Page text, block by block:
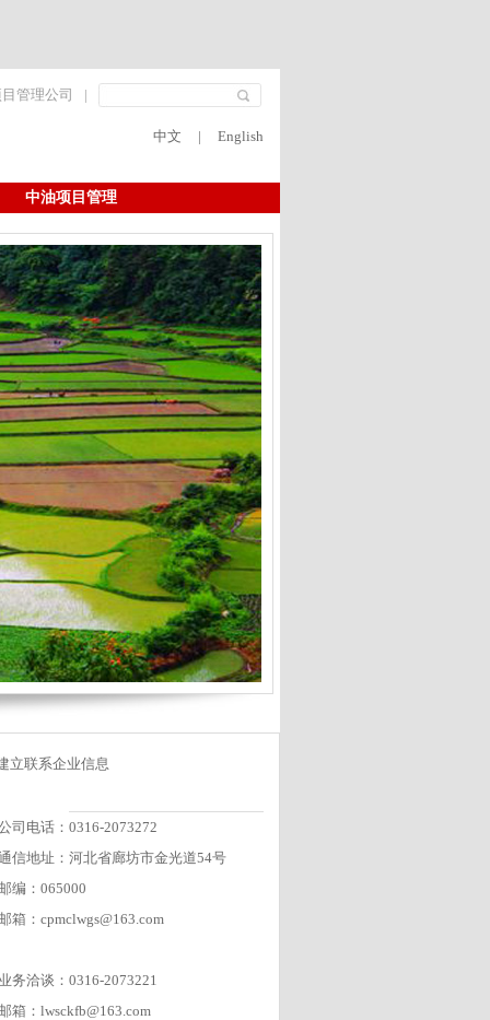
管理公司 |
中文 | English
中油项目管理
立联系企业信息
司电话：0316-2073272
信地址：河北省廊坊市金光道54号
编：065000
箱：cpmclwgs@163.com
务洽谈：0316-2073221
箱：lwsckfb@163.com